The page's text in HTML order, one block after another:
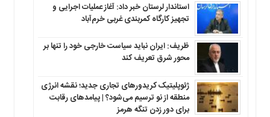
استاندار لرستان خبر داد: آغاز عملیات اجرایی و
تجهیز کارگاه کمربندی غربی خرم‌آباد
ظریف: ایران نباید سیاست خارجی خود را تنها بر
محور شرق تعریف کند
ژئوپلیتیک کریدورهای تجاری جدید؛ نقشه انرژی
منطقه‌ از نو ترسیم می‌شود؟ | پیامدهای رقابت
برای دور زدن تنگه هرمز